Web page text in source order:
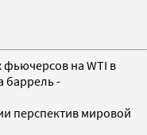
фьючерсов на WTI в
баррель -
перспектив мировой